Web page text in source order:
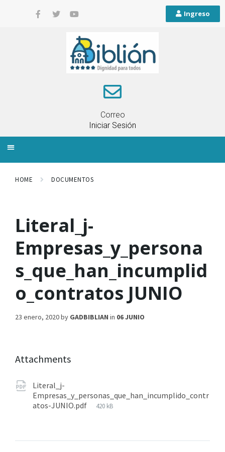
Ingreso
Correo
Iniciar Sesión
HOME DOCUMENTOS
Literal_j-
Empresas_y_persona
s_que_han_incumplid
o_contratos JUNIO
23 enero, 2020by GADBIBLIAN in 06 JUNIO
Attachments
Literal_j-
Empresas_y_personas_que_han_incumplido_contr
atos-JUNIO.pdf
420 kB